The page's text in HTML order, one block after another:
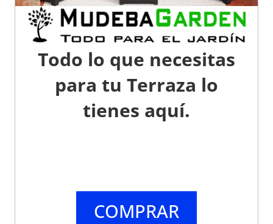
Todo lo que necesitas
para tu Terraza lo
tienes aquí.
COMPRAR